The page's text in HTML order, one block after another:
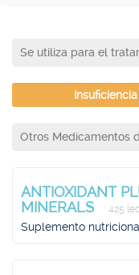
Se utiliza para el
Otros Medicamentos
ANTIOXIDANT
MINERALS
425
Suplemento